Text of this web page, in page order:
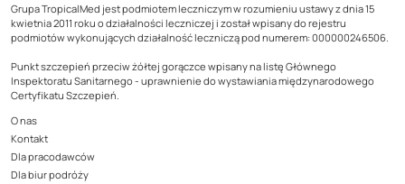
Grupa TropicalMed jest podmiotem leczniczym w rozumieniu ustawy z dnia 15
kwietnia 2011 roku o działalności leczniczej i został wpisany do rejestru
podmiotów wykonujących działalność leczniczą pod numerem: 000000246506.
Punkt szczepień przeciw żółtej gorączce wpisany na listę Głównego
Inspektoratu Sanitarnego - uprawnienie do wystawiania międzynarodowego
Certyfikatu Szczepień.
O nas
Kontakt
Dla pracodawców
Dla biur podróży